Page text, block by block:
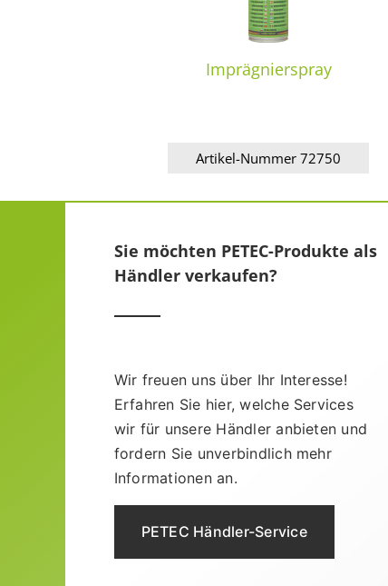
Imprägnierspray
Artikel-Nummer 72750
Sie möchten PETEC-Produkte als
Händler verkaufen?
Wir freuen uns über Ihr Interesse!
Erfahren Sie hier, welche Services
wir für unsere Händler anbieten und
fordern Sie unverbindlich mehr
Informationen an.
PETEC Händler-Service